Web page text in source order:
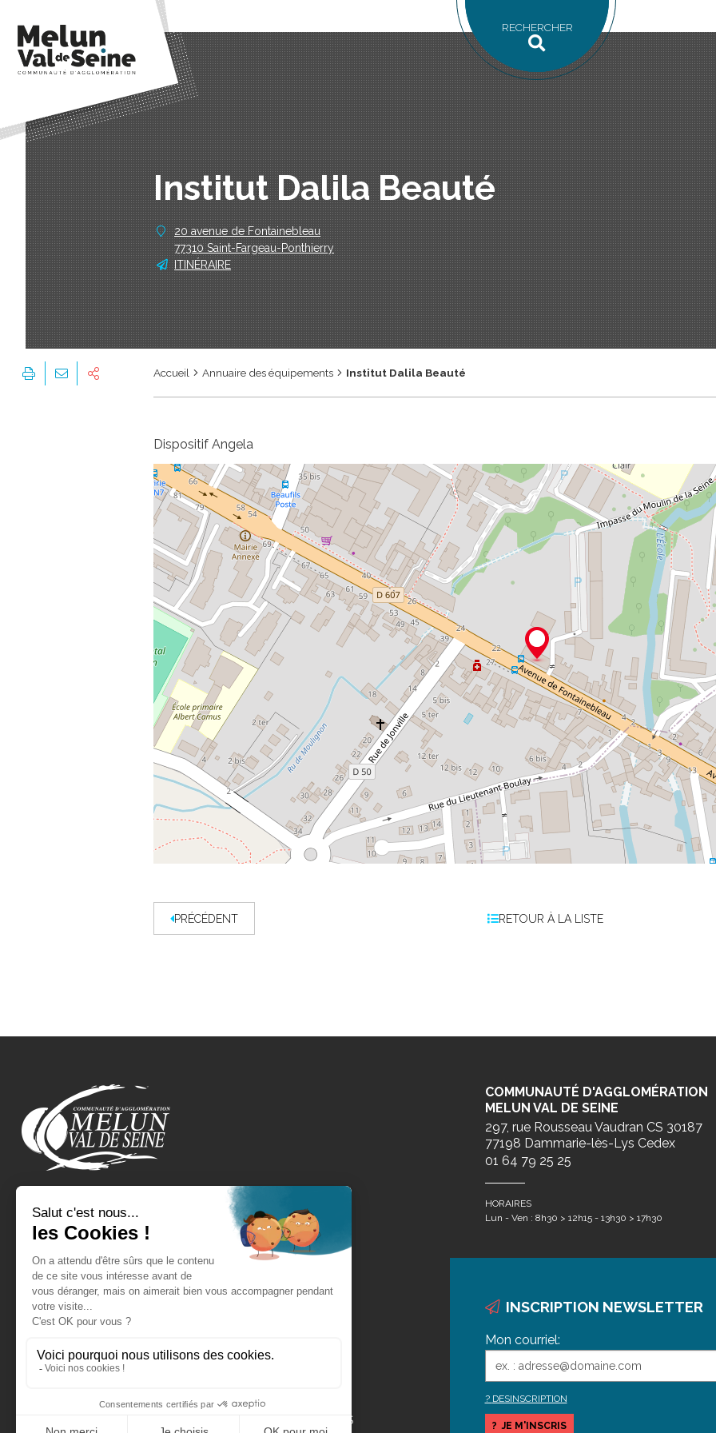
RECHERCHER
Institut Dalila Beauté
20 avenue de Fontainebleau
77310 Saint-Fargeau-Ponthierry
ITINÉRAIRE
Accueil Annuaire des équipements Institut Dalila Beauté
Dispositif Angela
PRÉCÉDENT RETOUR À LA LISTE
REJOIGNEZ-NOUS !
COMMUNAUTÉ D'AGGLOMÉRATION
MELUN VAL DE SEINE
297, rue Rousseau Vaudran CS 30187
77198 Dammarie-lès-Lys Cedex
01 64 79 25 25
HORAIRES
Lun - Ven : 8h30 > 12h15 - 13h30 > 17h30
EXPRESSIONS POLITIQUES
CONTACT
MENTIONS LÉGALES
POLITIQUE DE GESTION DES DONNÉES PERSONNELLES
INSCRIPTION NEWSLETTER
Mon courriel:
DESINSCRIPTION